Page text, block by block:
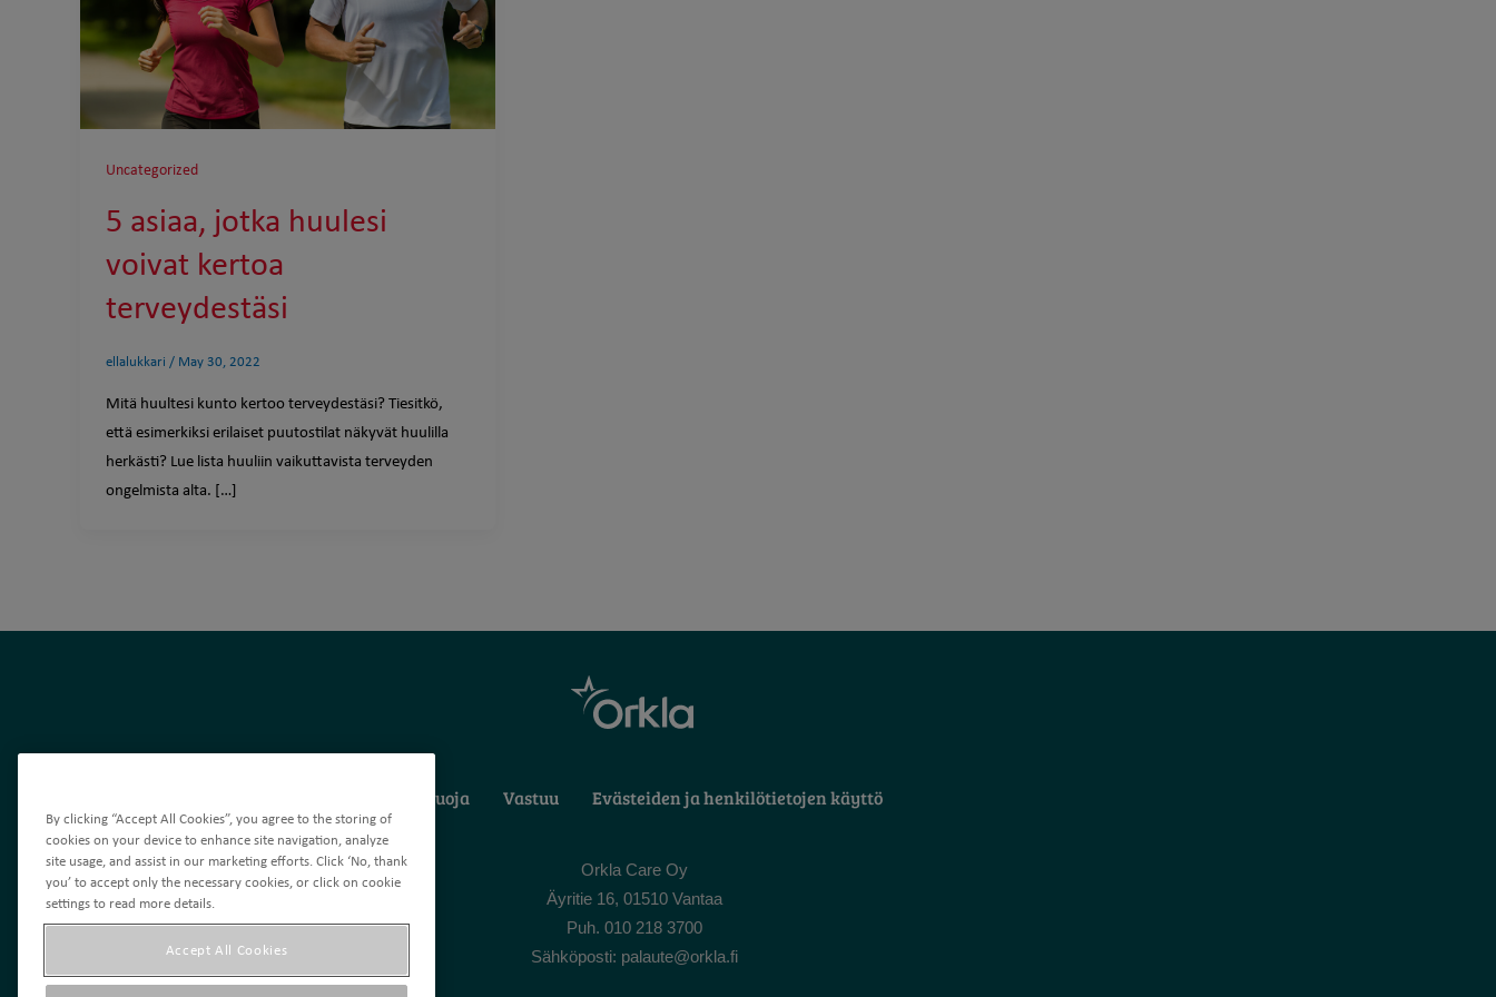
Uncategorized
5 asiaa, jotka huulesi
voivat kertoa
terveydestäsi
ellalukkari / May 30, 2022
Mitä huultesi kunto kertoo terveydestäsi? Tiesitkö,
että esimerkiksi erilaiset puutostilat näkyvät huulilla
herkästi? Lue lista huuliin vaikuttavista terveyden
ongelmista alta. […]
Tietosuoja Vastuu Evästeiden ja henkilötietojen käyttö
Orkla Care Oy
Äyritie 16, 01510 Vantaa
Puh. 010 218 3700
Sähköposti: palaute@orkla.fi
By clicking “Accept All Cookies”, you agree to the storing of
cookies on your device to enhance site navigation, analyze
site usage, and assist in our marketing efforts. Click ‘No, thank
you’ to accept only the necessary cookies, or click on cookie
settings to read more details.
Accept All Cookies